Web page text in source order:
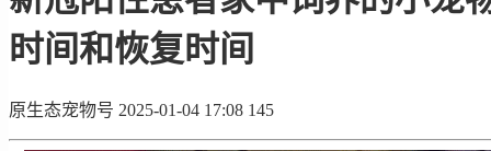
时间和恢复时间
原生态宠物号 2025-01-04 17:08 145